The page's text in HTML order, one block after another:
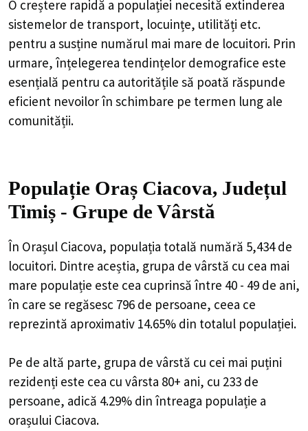
O creștere rapidă a populației necesită extinderea
sistemelor de transport, locuințe, utilități etc.
pentru a susține numărul mai mare de locuitori. Prin
urmare, înțelegerea tendințelor demografice este
esențială pentru ca autoritățile să poată răspunde
eficient nevoilor în schimbare pe termen lung ale
comunității.
Populație Oraș Ciacova, Județul
Timiș - Grupe de Vârstă
În Orașul Ciacova, populația totală numără 5,434 de
locuitori. Dintre aceștia, grupa de vârstă cu cea mai
mare populație este cea cuprinsă între 40 - 49 de ani,
în care se regăsesc 796 de persoane, ceea ce
reprezintă aproximativ 14.65% din totalul populației.
Pe de altă parte, grupa de vârstă cu cei mai puțini
rezidenți este cea cu vârsta 80+ ani, cu 233 de
persoane, adică 4.29% din întreaga populație a
orașului Ciacova.